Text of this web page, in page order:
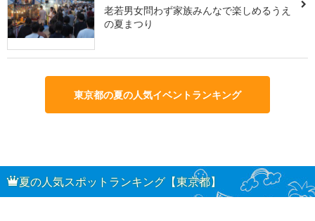
老若男女問わず家族みんなで楽しめるうえ
の夏まつり
東京都の夏の人気イベントランキング
夏の人気スポットランキング【東京都】